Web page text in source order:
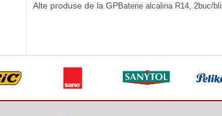
Alte produse de la GPBaterie alcalina R14, 2buc/